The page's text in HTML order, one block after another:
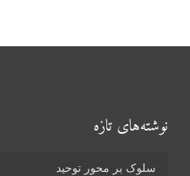
نوشته‌های تازه
سلوک بر محور توحید